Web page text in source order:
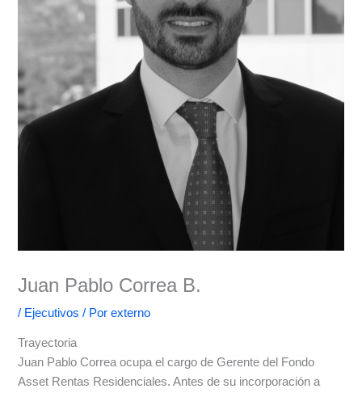
Juan Pablo Correa B.
/ Ejecutivos / Porexterno
Trayectoria
Juan Pablo Correa ocupa el cargo de Gerente del Fondo
Asset Rentas Residenciales. Antes de su incorporación a